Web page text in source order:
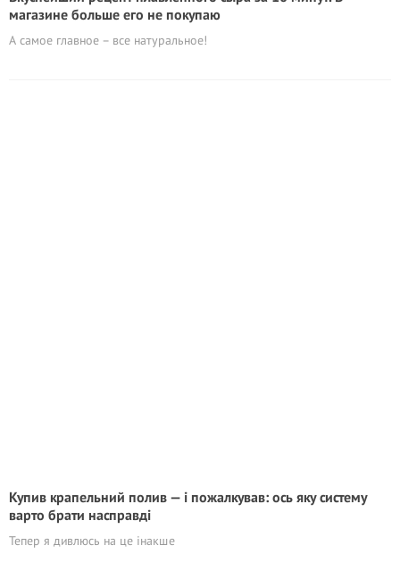
магазине больше его не покупаю
А самое главное – все натуральное!
Кyпив крапельний полив — і пожалкував: ось яку систему
варто брати насправді
Тепер я дивлюсь на це інакше